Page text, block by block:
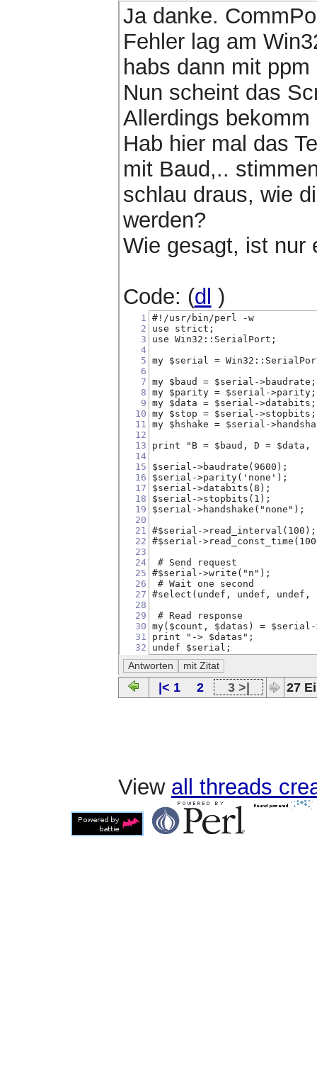
Ja danke.
Fehler lag am
habs dann mit
Nun scheint das
Allerdings
Hab hier mal das
mit Baud,..
schlau draus, wie
werden?
Wie gesagt, ist nur
Code: (dl )
1
2
3
4
5
6
7
8
9
10
11
12
13
14
15
16
17
18
19
20
21
22
23
24
25
26
27
28
29
30
31
32
#!/usr/bin/perl -w
use strict;
use Win32::SerialPort;
my $serial =
my $baud = $serial->baudrate;
my $parity = $serial->parity;
my $data = $serial->databits;
my $stop = $serial->stopbits;
my $hshake = $serial-
print "B = $baud, D =
$serial->baudrate(9600);
$serial->parity('none');
$serial->databits(8);
$serial->stopbits(1);
$serial->handshake("none");
#$serial-
#$serial-
# Send request
#$serial->write("n");
# Wait one second
#select(undef, undef, undef,
# Read response
my($count, $datas) =
print "-> $datas";
undef $serial;
|< 1 2 3 >| 27
View all threads